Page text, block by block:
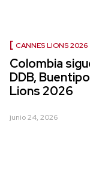
CANNES LIONS 2026
Colombia
DDB,
Lions 2026
junio 24, 2026